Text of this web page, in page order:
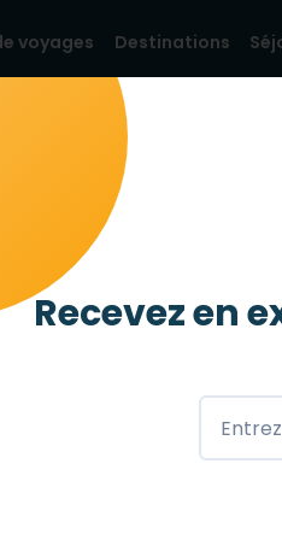
voyages Destinations
By
Recevez en